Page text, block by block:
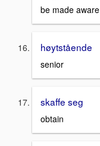
be made aware
høytstående
senior
skaffe seg
obtain